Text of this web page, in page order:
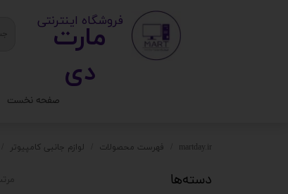
صفحه نخست
مارت
دی​​​​​​
​ ​فروشگاه اینترنتی
martday.ir فهرست محصولات لوازم جانبی کامپیوتر
دسته‌ها